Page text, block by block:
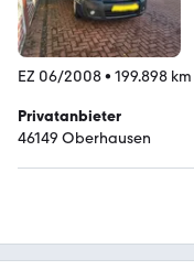
EZ 06/2008• 199.898 km
Privatanbieter
46149 Oberhausen